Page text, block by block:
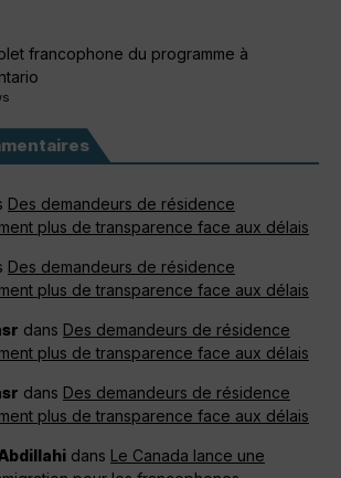
francophone du programme à
Des demandeurs de résidence
plus de transparence face aux délais
Des demandeurs de résidence
plus de transparence face aux délais
dans Des demandeurs de résidence
plus de transparence face aux délais
dans Des demandeurs de résidence
plus de transparence face aux délais
dans Le Canada lance une